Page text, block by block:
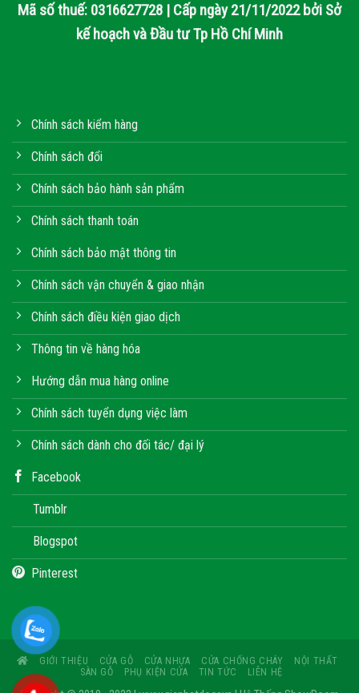
Mã số thuế: 0316627728 | Cấp ngày 21/11/2022 bởi Sở
kế hoạch và Đầu tư Tp Hồ Chí Minh
Chính sách kiểm hàng
Chính sách đổi
Chính sách bảo hành sản phẩm
Chính sách thanh toán
Chính sách bảo mật thông tin
Chính sách vận chuyển & giao nhận
Chính sách điều kiện giao dịch
Thông tin về hàng hóa
Hướng dẫn mua hàng online
Chính sách tuyển dụng việc làm
Chính sách dành cho đối tác/ đại lý
Facebook
Tumblr
Blogspot
Pinterest
GIỚI THIỆU CỬA GỖ CỬA NHỰA CỬA CHỐNG CHÁY
NỘI THẤT
SÀN GỖ
PHỤ KIỆN CỬA TIN TỨC LIÊN HỆ